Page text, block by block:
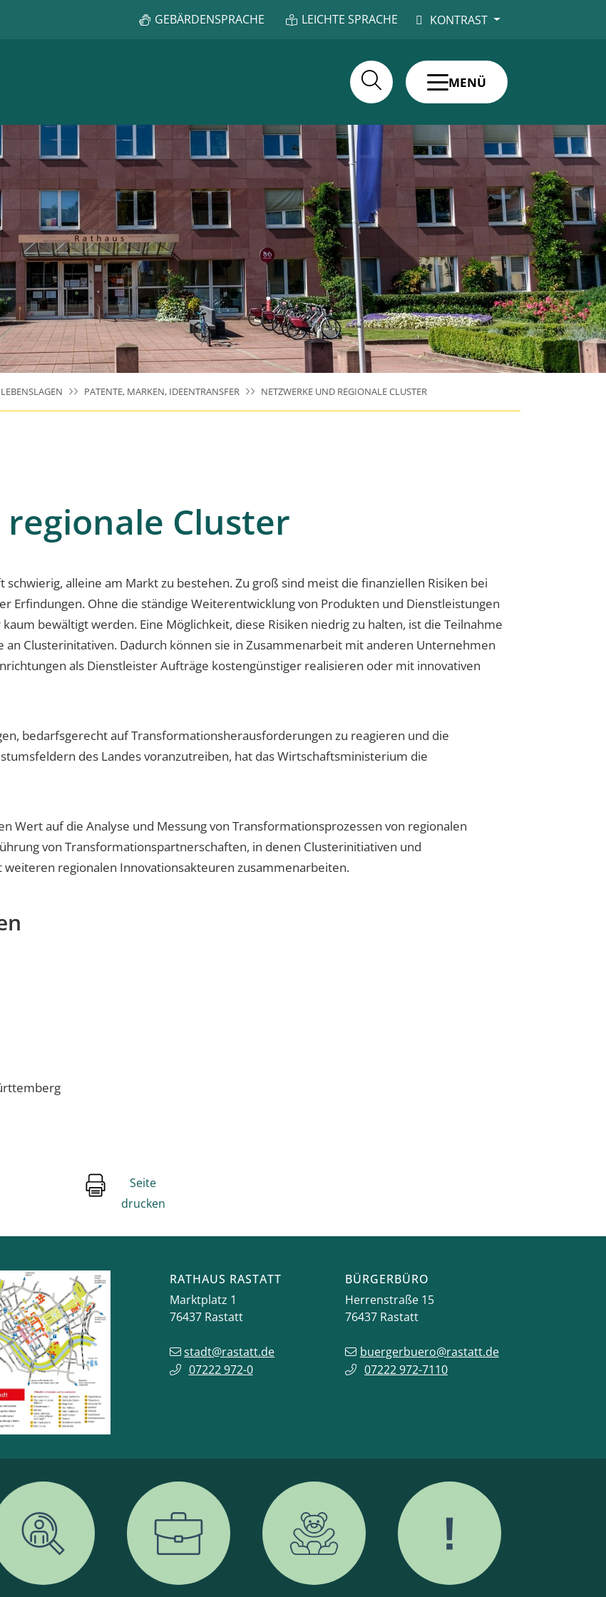
GEBÄRDENSPRACHE LEICHTE SPRACHE KONTRAST
MENÜ
PATENTE, MARKEN, IDEENTRANSFER NETZWERKE UND REGIONALE CLUSTER
Cluster
alleine am Markt zu bestehen. Zu groß sind meist die finanziellen Risiken bei
Erfindungen. Ohne die ständige Weiterentwicklung von Produkten und Dienstleistungen
bewältigt werden. Eine Möglichkeit, diese Risiken niedrig zu halten, ist die Teilnahme
Clusterinitativen. Dadurch können sie in Zusammenarbeit mit anderen Unternehmen
als Dienstleister Aufträge kostengünstiger realisieren oder mit innovativen
bedarfsgerecht auf Transformationsherausforderungen zu reagieren und die
des Landes voranzutreiben, hat das Wirtschaftsministerium die
Wert auf die Analyse und Messung von Transformationsprozessen von regionalen
von Transformationspartnerschaften, in denen Clusterinitiativen und
regionalen Innovationsakteuren zusammenarbeiten.
Seite
drucken
RATHAUS RASTATT
Marktplatz 1
76437 Rastatt
stadt@rastatt.de
07222 972-0
BÜRGERBÜRO
Herrenstraße 15
76437 Rastatt
buergerbuero@rastatt.de
07222 972-7110